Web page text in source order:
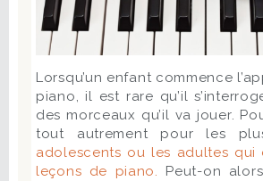
Lorsqu’un enfant commence
piano, il est rare qu’il
des morceaux qu’il va jouer.
tout autrement pour les
adolescents ou les adultes qui
leçons de piano.
Peut-on